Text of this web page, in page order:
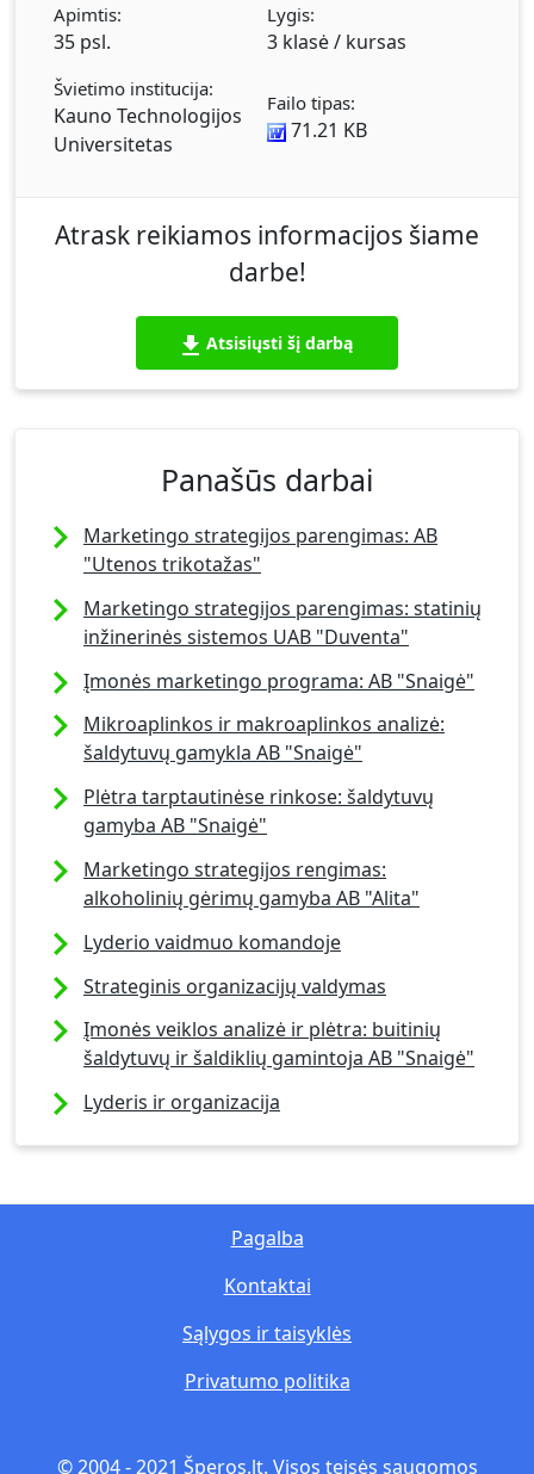
aprėpimo strategija vidaus ir globalioje rinkoje.
Pozicionavimo strategija vidaus ir globalioje
rinkoje. Konkurencinio pranašumo pasiekimo
strategija vidaus ir globalioje rinkoje.
Marketingo komplekso elementų strategija
vidaus ir globalioje rinkoje. Prekės strategija.
Apimtis:
35 psl.
Lygis:
3 klasė / kursas
Švietimo institucija:
Kauno Technologijos
Universitetas
Failo tipas:
71.21 KB
Atrask reikiamos informacijos šiame
darbe!
Atsisiųsti šį darbą
Panašūs darbai
Marketingo strategijos parengimas: AB
"Utenos trikotažas"
Marketingo strategijos parengimas: statinių
inžinerinės sistemos UAB "Duventa"
Įmonės marketingo programa: AB "Snaigė"
Mikroaplinkos ir makroaplinkos analizė:
šaldytuvų gamykla AB "Snaigė"
Plėtra tarptautinėse rinkose: šaldytuvų
gamyba AB "Snaigė"
Marketingo strategijos rengimas:
alkoholinių gėrimų gamyba AB "Alita"
Lyderio vaidmuo komandoje
Strateginis organizacijų valdymas
Įmonės veiklos analizė ir plėtra: buitinių
šaldytuvų ir šaldiklių gamintoja AB "Snaigė"
Lyderis ir organizacija
© 2004 - 2021 Šperos.lt. Visos teisės saugomos
Privatumo politika
Sąlygos ir taisyklės
Kontaktai
Pagalba